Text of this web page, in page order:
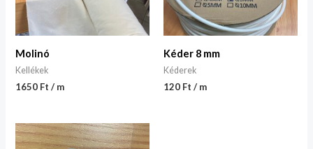
Molinó
Kellékek
1650 Ft / m
Kéder 8 mm
Kéderek
120 Ft / m